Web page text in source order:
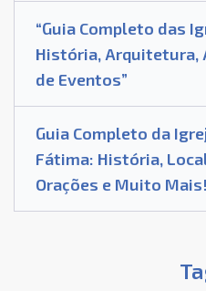
“Guia Completo das
História, Arquitetura,
de Eventos”
Guia Completo da
Fátima: História,
Orações e Muito Mais!